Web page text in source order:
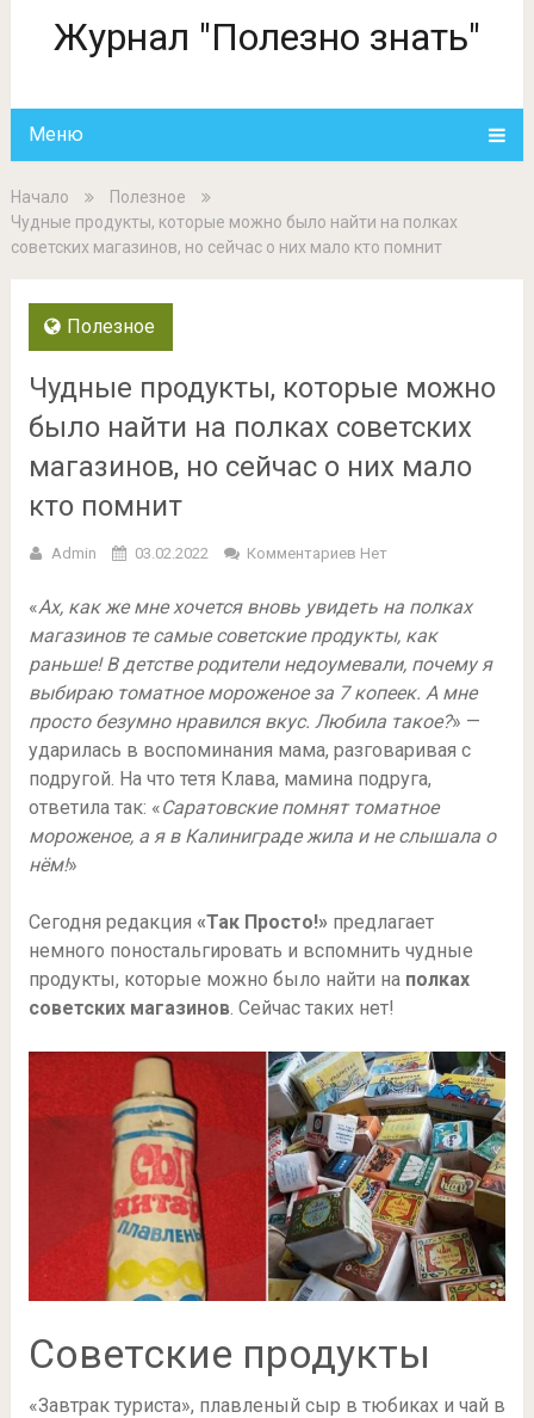
Журнал "Полезно знать"
Меню
Начало
Полезное
Чудные продукты, которые можно было найти на полках
советских магазинов, но сейчас о них мало кто помнит
Полезное
Чудные продукты, которые можно
было найти на полках советских
магазинов, но сейчас о них мало
кто помнит
Admin 03.02.2022 Комментариев Нет
«Ах, как же мне хочется вновь увидеть на полках
магазинов те самые советские продукты, как
раньше! В детстве родители недоумевали, почему я
выбираю томатное мороженое за 7 копеек. А мне
просто безумно нравился вкус. Любила такое?» —
ударилась в воспоминания мама, разговаривая с
подругой. На что тетя Клава, мамина подруга,
ответила так: «Саратовские помнят томатное
мороженое, а я в Калиниграде жила и не слышала о
нём!»
Сегодня редакция «Так Просто!»предлагает
немного поностальгировать и вспомнить чудные
продукты, которые можно было найти на полках
советских магазинов. Сейчас таких нет!
Советские продукты
«Завтрак туриста», плавленый сыр в тюбиках и чай в